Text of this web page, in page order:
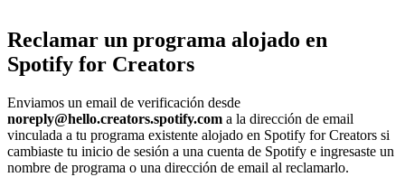
Reclamar un programa alojado en
Spotify for Creators
Enviamos un email de verificación desde
noreply@hello.creators.spotify.com a la dirección de email
vinculada a tu programa existente alojado en Spotify for Creators si
cambiaste tu inicio de sesión a una cuenta de Spotify e ingresaste un
nombre de programa o una dirección de email al reclamarlo.